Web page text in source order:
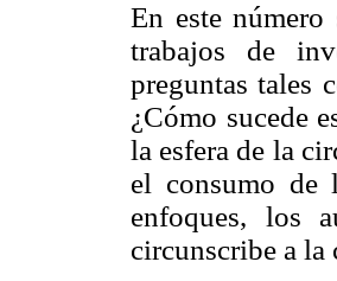
En este número
trabajos de
preguntas tales
¿Cómo sucede
la esfera de la
el consumo de
enfoques, los
circunscribe a la